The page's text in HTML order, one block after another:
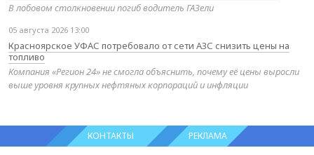
В лобовом столкновении погиб водитель ГАЗели
05 августа 2026 13:00
Красноярское УФАС потребовало от сети АЗС снизить цены на
топливо
Компания «Регион 24» не смогла объяснить, почему её цены выросли
выше уровня крупных нефтяных корпораций и инфляции
КОНТАКТЫ РЕКЛАМА